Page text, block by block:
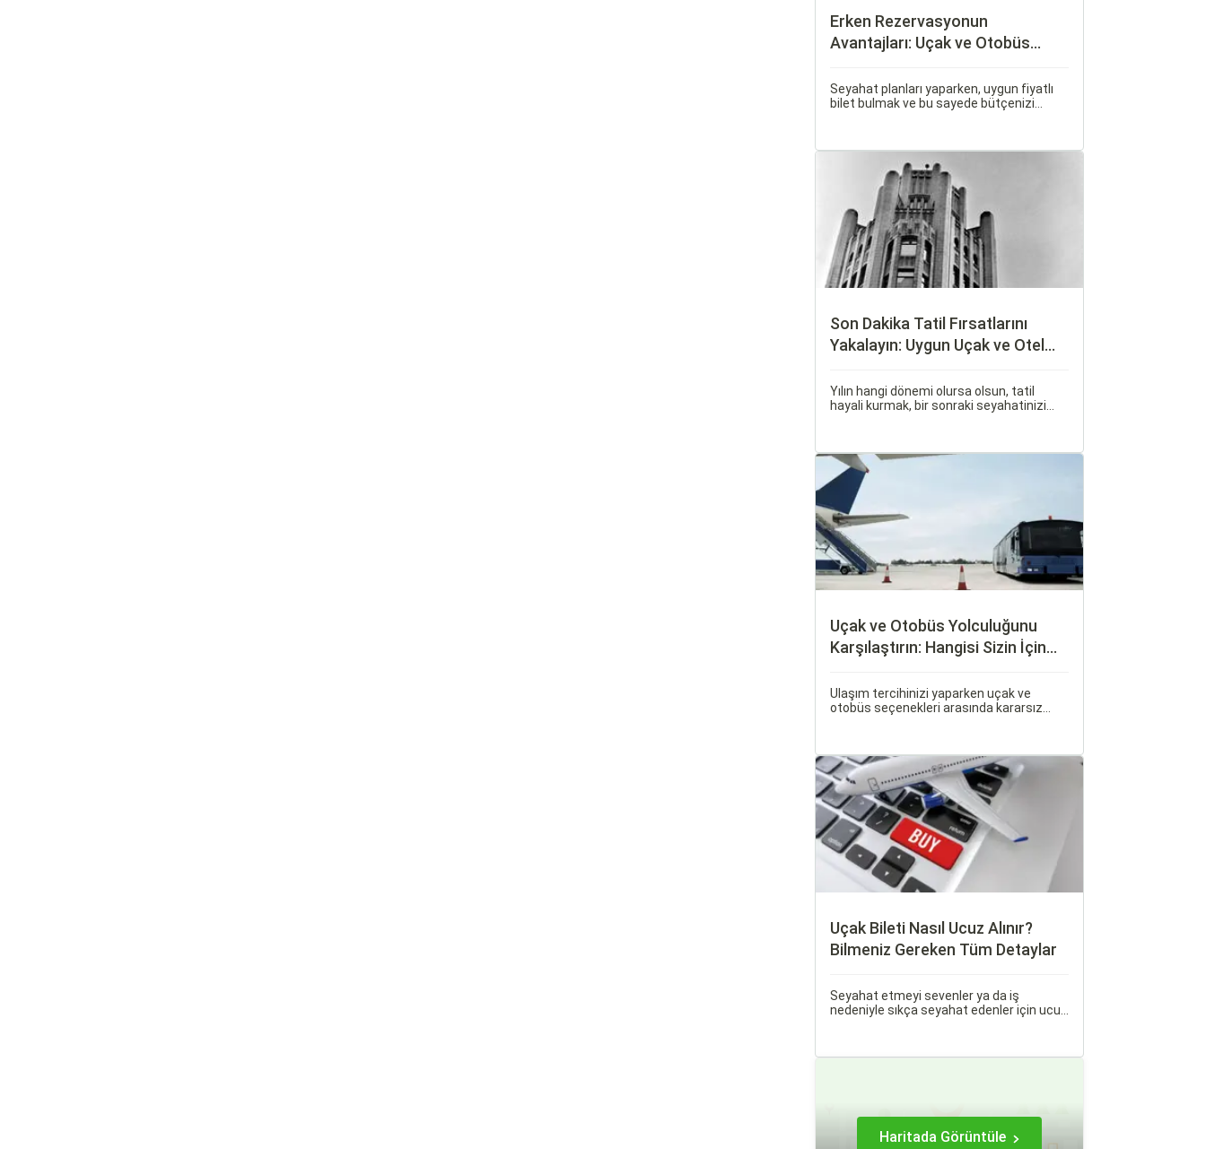
Erken Rezervasyonun
Avantajları: Uçak ve Otobüs
Seyahat planları yaparken, uygun fiyatlı
bilet bulmak ve bu sayede bütçenizi
aynı zamanda daha kaliteli bir seyahat
deneyimi yaşamanızı sağlar.
Son Dakika Tatil Fırsatlarını
Yakalayın: Uygun Uçak ve Otel
Yılın hangi dönemi olursa olsun, tatil
hayali kurmak, bir sonraki seyahatinizi
olabilir.
Uçak ve Otobüs Yolculuğunu
Karşılaştırın: Hangisi Sizin İçin
Ulaşım tercihinizi yaparken uçak ve
otobüs seçenekleri arasında kararsız
Uçak Bileti Nasıl Ucuz Alınır?
Bilmeniz Gereken Tüm Detaylar
Seyahat etmeyi sevenler ya da iş
nedeniyle sıkça seyahat edenler için ucuz
Haritada Görüntüle